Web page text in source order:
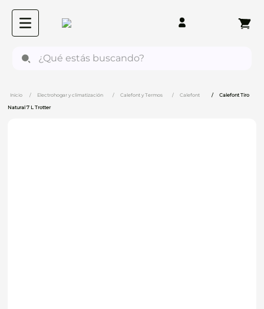
Electrohogar y climatización Calefont y Termos Calefont Calefont Tiro
Natural 7 L Trotter